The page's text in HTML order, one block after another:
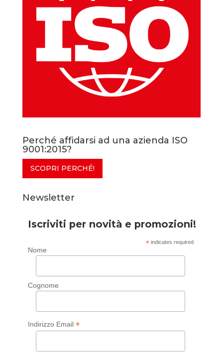
Perché affidarsi ad una azienda ISO
9001:2015?
SCOPRI PERCHÉ!
Newsletter
Iscriviti per novità e promozioni!
* indicates required
Nome
Cognome
Indirizzo Email *